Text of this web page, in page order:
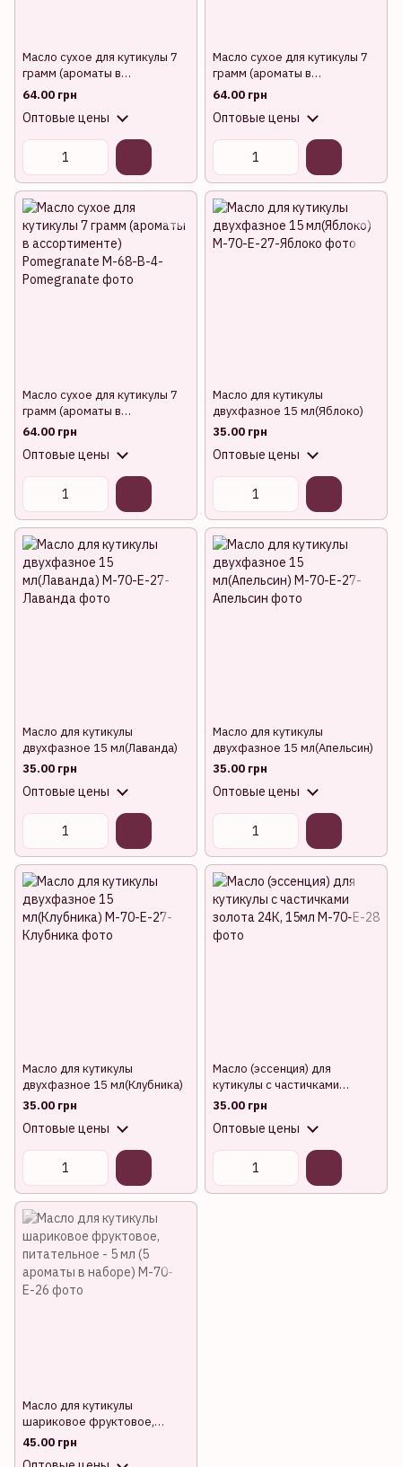
Масло сухое для кутикулы 7
грамм (ароматы в
ассортименте) Strawberry
64.00 грн
Оптовые цены
Масло сухое для кутикулы 7
грамм (ароматы в
ассортименте) Mango
64.00 грн
Оптовые цены
Масло сухое для кутикулы 7
грамм (ароматы в
ассортименте) Pomegranate
64.00 грн
Оптовые цены
Масло для кутикулы
двухфазное 15 мл(Яблоко)
35.00 грн
Оптовые цены
Масло для кутикулы
двухфазное 15 мл(Лаванда)
35.00 грн
Оптовые цены
Масло для кутикулы
двухфазное 15 мл(Апельсин)
35.00 грн
Оптовые цены
Масло для кутикулы
двухфазное 15 мл(Клубника)
35.00 грн
Оптовые цены
Масло (эссенция) для
кутикулы с частичками
золота 24К, 15мл
35.00 грн
Оптовые цены
Масло для кутикулы
шариковое фруктовое,
питательное - 5 мл (5
ароматы в наборе)
45.00 грн